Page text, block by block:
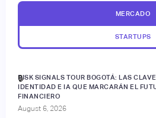
MERCADO
STARTUPS
RISK SIGNALS TOUR BOGOTÁ: LAS
IDENTIDAD E IA QUE MARCARÁN EL
FINANCIERO
August 6, 2026
🔒